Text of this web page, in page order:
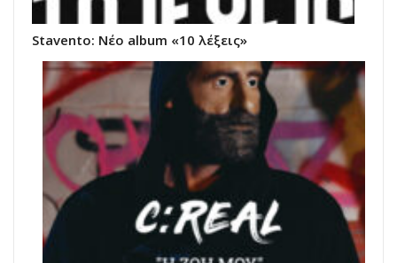
Stavento: Νέο album «10 λέξεις»